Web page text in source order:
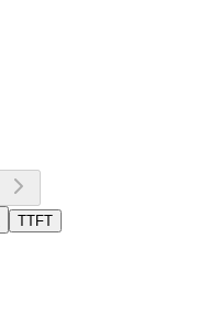
TTFT